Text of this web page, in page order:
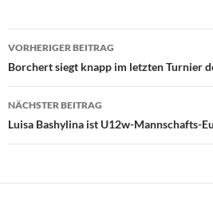
Beitragsnavigation
VORHERIGER BEITRAG
Borchert siegt knapp im letzten Turnier
NÄCHSTER BEITRAG
Luisa Bashylina ist U12w-Mannschafts-